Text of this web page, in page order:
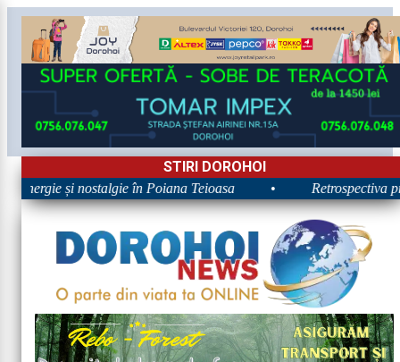
STIRI DOROHOI
Energie și nostalgie în Poiana Teioasa Retrospectiva